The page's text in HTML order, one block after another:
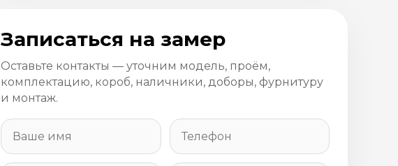
Записаться на замер
Оставьте контакты — уточним модель, проём,
комплектацию, короб, наличники, доборы, фурнитуру
и монтаж.